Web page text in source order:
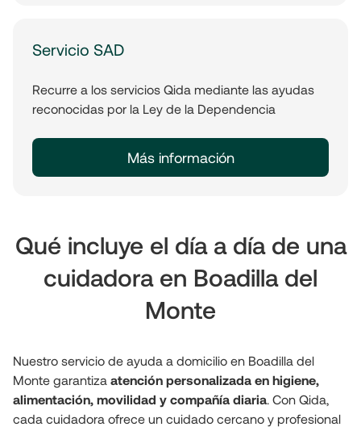
Servicio SAD
Recurre a los servicios Qida mediante las ayudas
reconocidas por la Ley de la Dependencia
Más información
Qué incluye el día a día de una
cuidadora en Boadilla del
Monte
Nuestro servicio de ayuda a domicilio en Boadilla del
Monte garantiza atención personalizada en higiene,
alimentación, movilidad y compañía diaria. Con Qida,
cada cuidadora ofrece un cuidado cercano y profesional